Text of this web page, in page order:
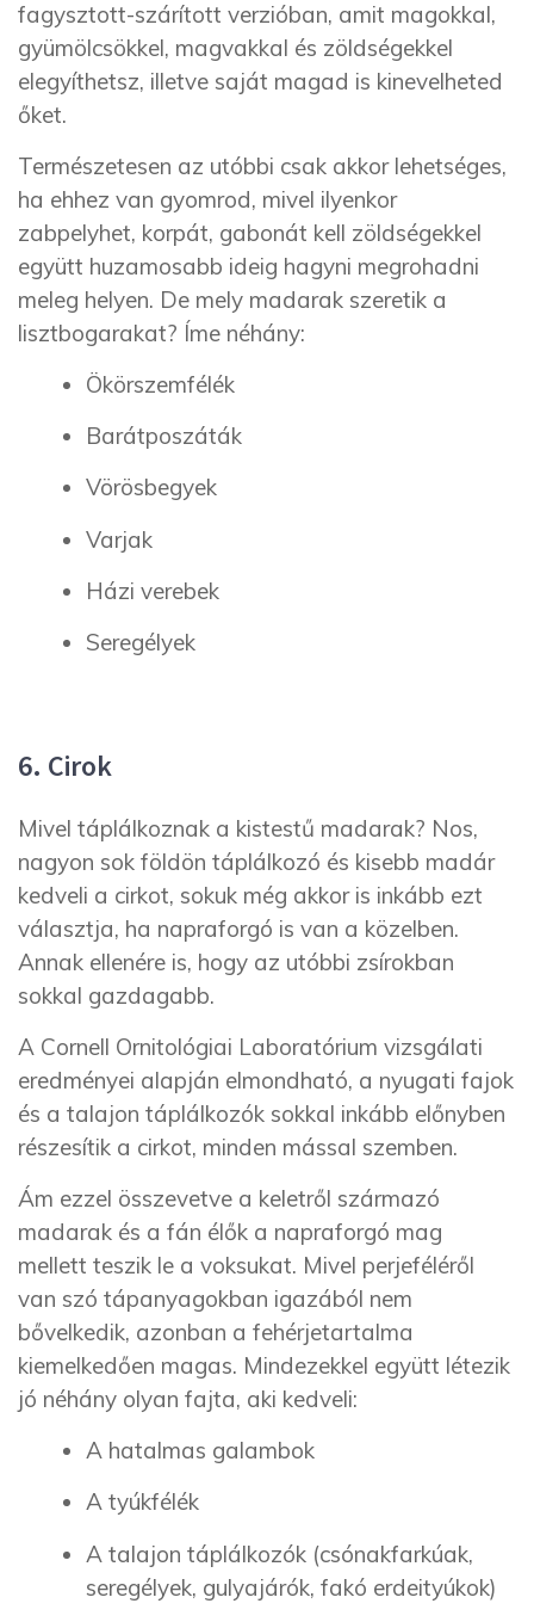
fagysztott-szárított verzióban, amit magokkal,
gyümölcsökkel, magvakkal és zöldségekkel
elegyíthetsz, illetve saját magad is kinevelheted
őket.
Természetesen az utóbbi csak akkor lehetséges,
ha ehhez van gyomrod, mivel ilyenkor
zabpelyhet, korpát, gabonát kell zöldségekkel
együtt huzamosabb ideig hagyni megrohadni
meleg helyen. De mely madarak szeretik a
lisztbogarakat? Íme néhány:
Ökörszemfélék
Barátposzáták
Vörösbegyek
Varjak
Házi verebek
Seregélyek
6. Cirok
Mivel táplálkoznak a kistestű madarak? Nos,
nagyon sok földön táplálkozó és kisebb madár
kedveli a cirkot, sokuk még akkor is inkább ezt
választja, ha napraforgó is van a közelben.
Annak ellenére is, hogy az utóbbi zsírokban
sokkal gazdagabb.
A Cornell Ornitológiai Laboratórium vizsgálati
eredményei alapján elmondható, a nyugati fajok
és a talajon táplálkozók sokkal inkább előnyben
részesítik a cirkot, minden mással szemben.
Ám ezzel összevetve a keletről származó
madarak és a fán élők a napraforgó mag
mellett teszik le a voksukat. Mivel perjeféléről
van szó tápanyagokban igazából nem
bővelkedik, azonban a fehérjetartalma
kiemelkedően magas. Mindezekkel együtt létezik
jó néhány olyan fajta, aki kedveli:
A hatalmas galambok
A tyúkfélék
A talajon táplálkozók (csónakfarkúak,
seregélyek, gulyajárók, fakó erdeityúkok)